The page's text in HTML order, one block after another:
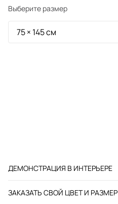
Выберите размер
ДЕМОНСТРАЦИЯ В ИНТЕРЬЕРЕ
ЗАКАЗАТЬ СВОЙ ЦВЕТ И РАЗМЕР